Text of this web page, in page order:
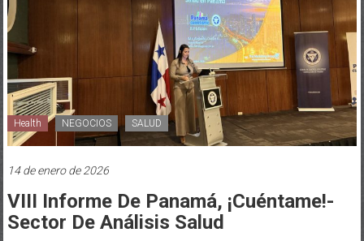
Health NEGOCIOS SALUD
14 de enero de 2026
VIII Informe De Panamá, ¡Cuéntame!-
Sector De Análisis Salud